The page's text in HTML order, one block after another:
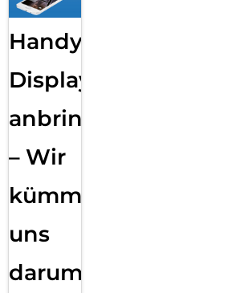
Handy
Displayfolie
anbringen
– Wir
kümmern
uns
darum!